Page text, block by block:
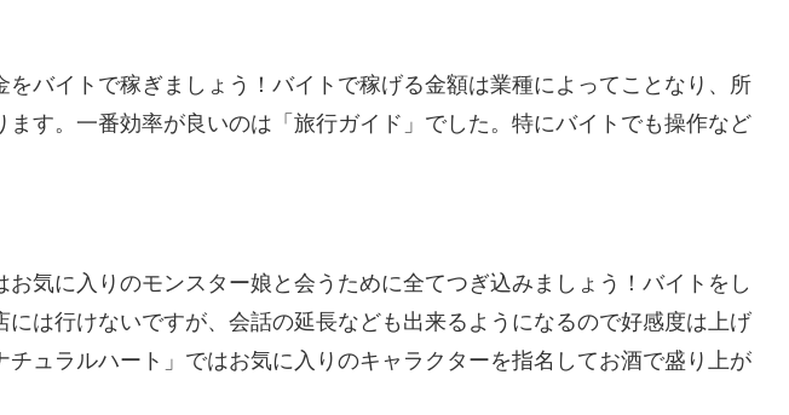
をバイトで稼ぎましょう！バイトで稼げる金額は業種によってことなり、所
ます。一番効率が良いのは「旅行ガイド」でした。特にバイトでも操作など
お気に入りのモンスター娘と会うために全てつぎ込みましょう！バイトをし
には行けないですが、会話の延長なども出来るようになるので好感度は上げ
チュラルハート」ではお気に入りのキャラクターを指名してお酒で盛り上が